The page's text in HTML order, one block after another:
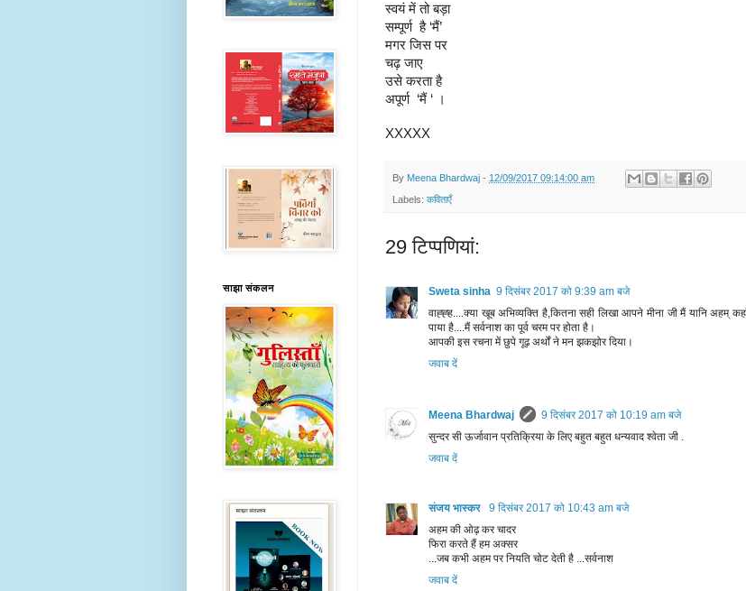
स्वयं में तो बड़ा
सम्पूर्ण है ‘मैं’
मगर जिस पर
चढ़ जाए
उसे करता है
अपूर्ण ‘मैं ‘ ।
XXXXX
By Meena Bhardwaj - 12/09/2017 09:14:00 am
Labels: कविताएँ
29 टिप्‍पणियां:
Sweta sinha 9 दिसंबर 2017 को 9:39 am बजे
वाह्ह्ह....क्या खूब अभिव्यक्ति है,कितना सही लिखा आपने मीना जी मैं यानि अहम्
पाया है....मैं सर्वनाश का पूर्व चरम पर होता है।
आपकी इस रचना में छुपे गूढ़ अर्थों ने मन झकझोर दिया।
जवाब दें
Meena Bhardwaj
9 दिसंबर 2017 को 10:19 am बजे
सुन्दर‎ सी ऊर्जा‎वान प्रतिक्रिया‎ के लिए बहुत‎ बहुत‎ धन्यवाद श्वेता जी .
जवाब दें
संजय भास्‍कर
9 दिसंबर 2017 को 10:43 am बजे
अहम की ओढ़ कर चादर
फिरा करते हैं हम अक्सर
...जब कभी अहम पर नियति चोट देती है ...सर्वनाश
जवाब दें
साझा संकलन